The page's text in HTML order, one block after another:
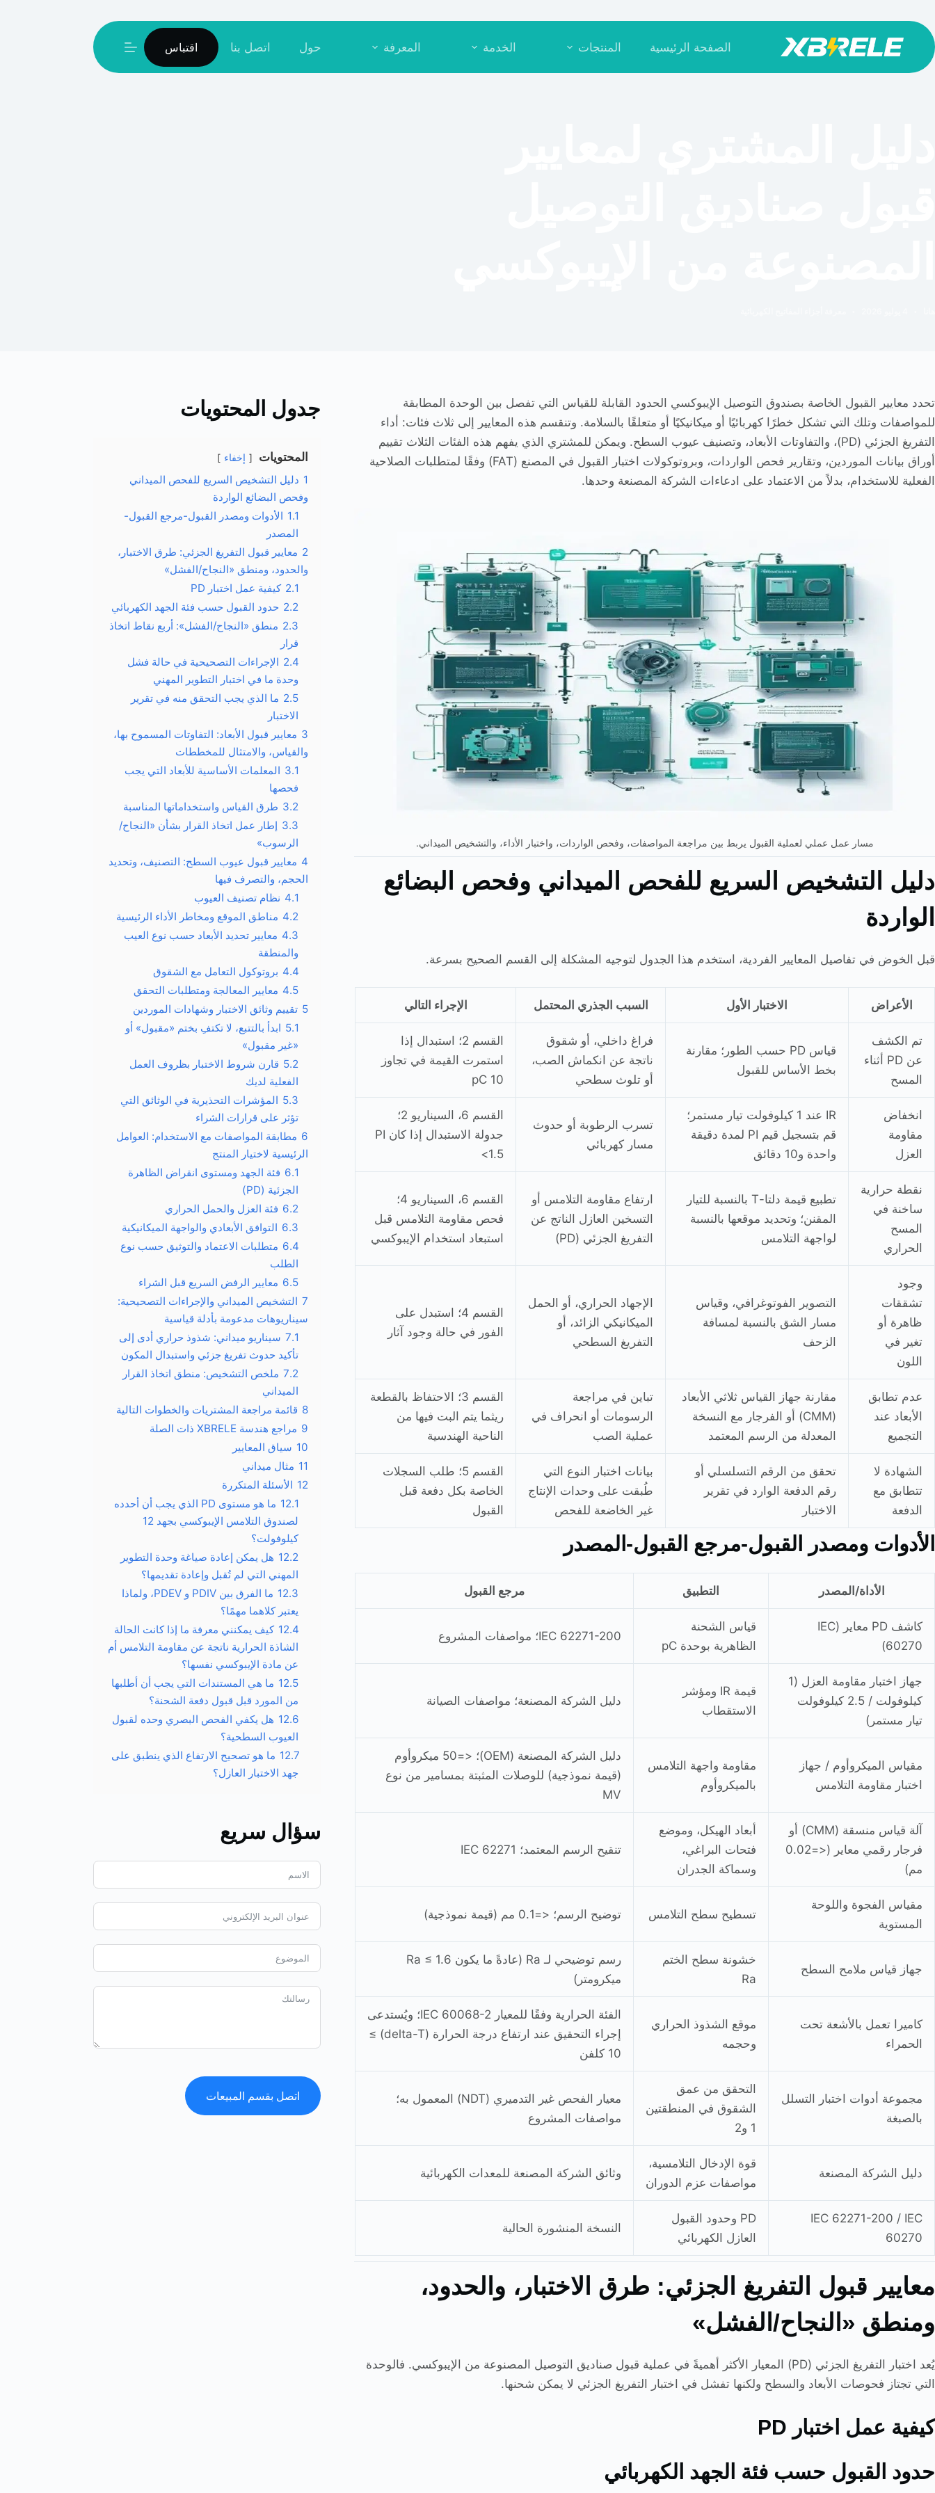
إلى
المحتوى
الصفحة الرئيسية المنتجات الخدمة المعرفة حول اتصل بنا اقتباس
تحدد معايير القبول الخاصة بصندوق التوصيل الإيبوكسي الحدود القابلة للقياس التي تفصل بين الوحدة المطابقة
للمواصفات وتلك التي تشكل خطرًا كهربائيًا أو ميكانيكيًا أو متعلقًا بالسلامة. وتنقسم هذه المعايير إلى ثلاث فئات: أداء
التفريغ الجزئي (PD)، والتفاوتات الأبعاد، وتصنيف عيوب السطح. ويمكن للمشتري الذي يفهم هذه الفئات الثلاث تقييم
أوراق بيانات الموردين، وتقارير فحص الواردات، وبروتوكولات اختبار القبول في المصنع (FAT) وفقًا لمتطلبات الصلاحية
الفعلية للاستخدام، بدلاً من الاعتماد على ادعاءات الشركة المصنعة وحدها.
مسار عمل عملي لعملية القبول يربط بين مراجعة المواصفات، وفحص الواردات، واختبار الأداء، والتشخيص الميداني.
دليل التشخيص السريع للفحص الميداني وفحص البضائع
الواردة
قبل الخوض في تفاصيل المعايير الفردية، استخدم هذا الجدول لتوجيه المشكلة إلى القسم الصحيح بسرعة.
الأعراض الاختبار الأول السبب الجذري المحتمل الإجراء التالي
تم الكشف
عن PD أثناء
المسح
قياس PD حسب الطور؛ مقارنة
بخط الأساس للقبول
فراغ داخلي، أو شقوق
ناتجة عن انكماش الصب،
أو تلوث سطحي
القسم 2؛ استبدال إذا
استمرت القيمة في تجاوز
10 pC
انخفاض
مقاومة
العزل
IR عند 1 كيلوفولت تيار مستمر؛
قم بتسجيل قيم PI لمدة دقيقة
واحدة و10 دقائق
تسرب الرطوبة أو حدوث
مسار كهربائي
القسم 6، السيناريو 2؛
جدولة الاستبدال إذا كان PI
<1.5
نقطة حرارية
ساخنة في
المسح
الحراري
تطبيع قيمة دلتا-T بالنسبة للتيار
المقنن؛ وتحديد موقعها بالنسبة
لواجهة التلامس
ارتفاع مقاومة التلامس أو
التسخين العازل الناتج عن
التفريغ الجزئي (PD)
القسم 6، السيناريو 4؛
فحص مقاومة التلامس قبل
استبعاد استخدام الإيبوكسي
وجود
تشققات
ظاهرة أو
تغير في
اللون
التصوير الفوتوغرافي، وقياس
مسار الشق بالنسبة لمسافة
الزحف
الإجهاد الحراري، أو الحمل
الميكانيكي الزائد، أو
التفريغ السطحي
القسم 4؛ استبدل على
الفور في حالة وجود آثار
عدم تطابق
الأبعاد عند
التجميع
مقارنة جهاز القياس ثلاثي الأبعاد
(CMM) أو الفرجار مع النسخة
المعدلة من الرسم المعتمد
تباين في مراجعة
الرسومات أو انحراف في
عملية الصب
القسم 3؛ الاحتفاظ بالقطعة
ريثما يتم البت فيها من
الناحية الهندسية
الشهادة لا
تتطابق مع
الدفعة
تحقق من الرقم التسلسلي أو
رقم الدفعة الوارد في تقرير
الاختبار
بيانات اختبار النوع التي
طُبقت على وحدات الإنتاج
غير الخاضعة للفحص
القسم 5؛ طلب السجلات
الخاصة بكل دفعة قبل
القبول
الأدوات ومصدر القبول-مرجع القبول-المصدر
الأداة/المصدر التطبيق مرجع القبول
كاشف PD معاير (IEC
60270)
قياس الشحنة
الظاهرية بوحدة pC
IEC 62271-200؛ مواصفات المشروع
جهاز اختبار مقاومة العزل (1
كيلوفولت / 2.5 كيلوفولت
تيار مستمر)
قيمة IR ومؤشر
الاستقطاب
دليل الشركة المصنعة؛ مواصفات الصيانة
مقياس الميكروأوم / جهاز
اختبار مقاومة التلامس
مقاومة واجهة التلامس
بالميكروأوم
دليل الشركة المصنعة (OEM)؛ <=50 ميكروأوم
(قيمة نموذجية) للوصلات المثبتة بمسامير من نوع
MV
آلة قياس منسقة (CMM) أو
فرجار رقمي معاير (<=0.02
مم)
أبعاد الهيكل، وموضع
فتحات البراغي،
وسماكة الجدران
تنقيح الرسم المعتمد؛ IEC 62271
مقياس الفجوة واللوحة
المستوية
تسطيح سطح التلامس توضيح الرسم؛ <=0.1 مم (قيمة نموذجية)
جهاز قياس ملامح السطح
خشونة سطح الختم
Ra
رسم توضيحي لـ Ra (عادةً ما يكون Ra ≤ 1.6
ميكرومتر)
كاميرا تعمل بالأشعة تحت
الحمراء
موقع الشذوذ الحراري
وحجمه
الفئة الحرارية وفقًا للمعيار IEC 60068-2؛ ويُستدعى
إجراء التحقيق عند ارتفاع درجة الحرارة (delta-T) ≥
10 كلفن
مجموعة أدوات اختبار التسلل
بالصبغة
التحقق من عمق
الشقوق في المنطقتين
1 و2
معيار الفحص غير التدميري (NDT) المعمول به؛
مواصفات المشروع
دليل الشركة المصنعة
قوة الإدخال التلامسية،
مواصفات عزم الدوران
وثائق الشركة المصنعة للمعدات الكهربائية
IEC 62271-200 / IEC
60270
PD وحدود القبول
العازل الكهربائي
النسخة المنشورة الحالية
معايير قبول التفريغ الجزئي: طرق الاختبار، والحدود،
ومنطق «النجاح/الفشل»
يُعد اختبار التفريغ الجزئي (PD) المعيار الأكثر أهميةً في عملية قبول صناديق التوصيل المصنوعة من الإيبوكسي. فالوحدة
التي تجتاز فحوصات الأبعاد والسطح ولكنها تفشل في اختبار التفريغ الجزئي لا يمكن شحنها.
كيفية عمل اختبار PD
حدود القبول حسب فئة الجهد الكهربائي
جدول المحتويات
المحتويات إخفاء
1 دليل التشخيص السريع للفحص الميداني
وفحص البضائع الواردة
1.1 الأدوات ومصدر القبول-مرجع القبول-
المصدر
2 معايير قبول التفريغ الجزئي: طرق الاختبار،
والحدود، ومنطق «النجاح/الفشل»
2.1 كيفية عمل اختبار PD
2.2 حدود القبول حسب فئة الجهد الكهربائي
2.3 منطق «النجاح/الفشل»: أربع نقاط اتخاذ
قرار
2.4 الإجراءات التصحيحية في حالة فشل
وحدة ما في اختبار التطوير المهني
2.5 ما الذي يجب التحقق منه في تقرير
الاختبار
3 معايير قبول الأبعاد: التفاوتات المسموح بها،
والقياس، والامتثال للمخططات
3.1 المعلمات الأساسية للأبعاد التي يجب
فحصها
3.2 طرق القياس واستخداماتها المناسبة
3.3 إطار عمل اتخاذ القرار بشأن «النجاح/
الرسوب»
4 معايير قبول عيوب السطح: التصنيف، وتحديد
الحجم، والتصرف فيها
4.1 نظام تصنيف العيوب
4.2 مناطق الموقع ومخاطر الأداء الرئيسية
4.3 معايير تحديد الأبعاد حسب نوع العيب
والمنطقة
4.4 بروتوكول التعامل مع الشقوق
4.5 معايير المعالجة ومتطلبات التحقق
5 تقييم وثائق الاختبار وشهادات الموردين
5.1 ابدأ بالتتبع، لا تكتفِ بختم «مقبول» أو
«غير مقبول»
5.2 قارن شروط الاختبار بظروف العمل
الفعلية لديك
5.3 المؤشرات التحذيرية في الوثائق التي
تؤثر على قرارات الشراء
6 مطابقة المواصفات مع الاستخدام: العوامل
الرئيسية لاختيار المنتج
6.1 فئة الجهد ومستوى انقراض الظاهرة
الجزئية (PD)
6.2 فئة العزل والحمل الحراري
6.3 التوافق الأبعادي والواجهة الميكانيكية
6.4 متطلبات الاعتماد والتوثيق حسب نوع
الطلب
6.5 معايير الرفض السريع قبل الشراء
7 التشخيص الميداني والإجراءات التصحيحية:
سيناريوهات مدعومة بأدلة قياسية
7.1 سيناريو ميداني: شذوذ حراري أدى إلى
تأكيد حدوث تفريغ جزئي واستبدال المكون
7.2 ملخص التشخيص: منطق اتخاذ القرار
الميداني
8 قائمة مراجعة المشتريات والخطوات التالية
9 مراجع هندسة XBRELE ذات الصلة
10 سياق المعايير
11 مثال ميداني
12 الأسئلة المتكررة
12.1
ما هو مستوى PD الذي يجب أن أحدده
لصندوق التلامس الإيبوكسي بجهد 12
كيلوفولت؟
12.2 هل يمكن إعادة صياغة وحدة التطوير
المهني التي لم تُقبل وإعادة تقديمها؟
12.3
ما الفرق بين PDIV و PDEV، ولماذا
يعتبر كلاهما مهمًا؟
12.4 كيف يمكنني معرفة ما إذا كانت الحالة
الشاذة الحرارية ناتجة عن مقاومة التلامس أم
عن مادة الإيبوكسي نفسها؟
12.5 ما هي المستندات التي يجب أن أطلبها
من المورد قبل قبول دفعة الشحنة؟
12.6 هل يكفي الفحص البصري وحده لقبول
العيوب السطحية؟
12.7 ما هو تصحيح الارتفاع الذي ينطبق على
جهد الاختبار العازل؟
سؤال سريع
اتصل بقسم المبيعات